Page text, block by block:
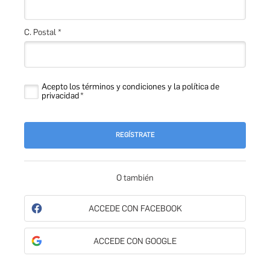
C. Postal *
Acepto los términos y condiciones y la política de
privacidad
REGÍSTRATE
O también
ACCEDE CON FACEBOOK
ACCEDE CON GOOGLE